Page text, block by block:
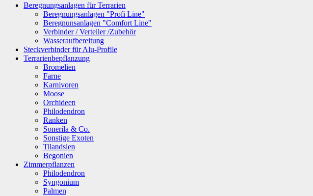
Beregnungsanlagen für Terrarien
Beregnungsanlagen "Profi Line"
Beregnunsanlagen "Comfort Line"
Verbinder / Verteiler /Zubehör
Wasseraufbereitung
Steckverbinder für Alu-Profile
Terrarienbepflanzung
Bromelien
Farne
Karnivoren
Moose
Orchideen
Philodendron
Ranken
Sonerila & Co.
Sonstige Exoten
Tilandsien
Begonien
Zimmerpflanzen
Philodendron
Syngonium
Palmen